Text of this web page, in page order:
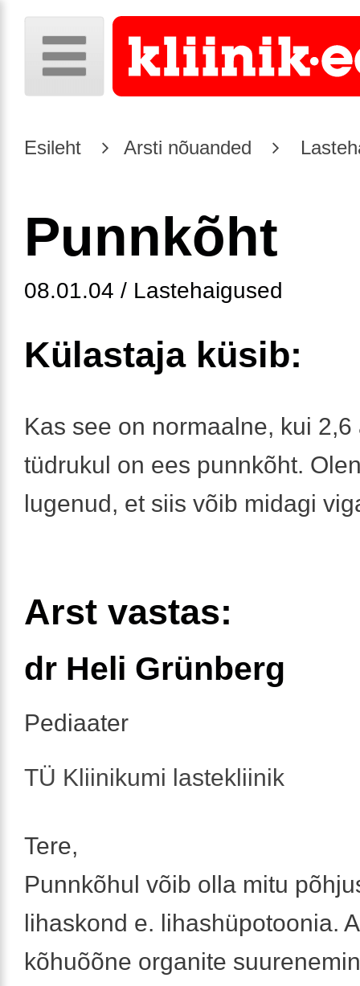
Esileht Arsti nõuanded
Punnkõht
08.01.04 / Lastehaigused
Külastaja küsib:
Kas see on normaalne, kui 2,6
tüdrukul on ees punnkõht.
lugenud, et siis võib midagi
Arst vastas:
dr Heli Grünberg
Pediaater
TÜ Kliinikumi lastekliinik
Tere,
Punnkõhul võib olla mitu
lihaskond e. lihashüpotoonia.
kõhuõõne organite